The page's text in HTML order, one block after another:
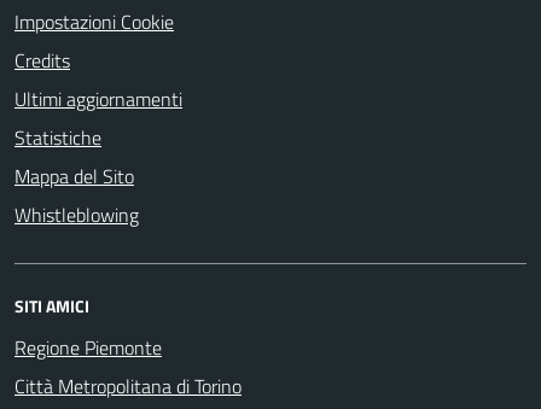
Impostazioni Cookie
Credits
Ultimi aggiornamenti
Statistiche
Mappa del Sito
Whistleblowing
SITI AMICI
Regione Piemonte
Città Metropolitana di Torino